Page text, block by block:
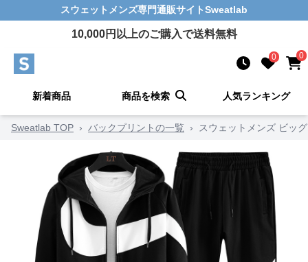
スウェットメンズ専門通販サイトSweatlab
10,000円以上のご購入で送料無料
0 0
新着商品 商品を検索 人気ランキング
Sweatlab TOP › バックプリントの一覧 › スウェットメンズ ビッ